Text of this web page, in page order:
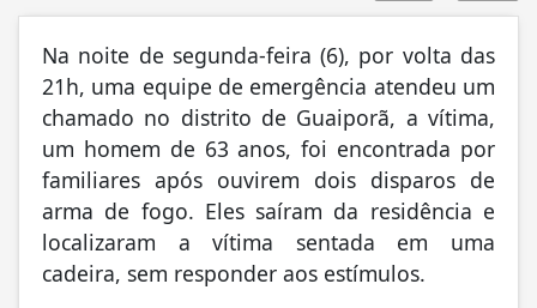
Na noite de segunda-feira (6), por volta das
21h, uma equipe de emergência atendeu um
chamado no distrito de Guaiporã, a vítima,
um homem de 63 anos, foi encontrada por
familiares após ouvirem dois disparos de
arma de fogo. Eles saíram da residência e
localizaram a vítima sentada em uma
cadeira, sem responder aos estímulos.